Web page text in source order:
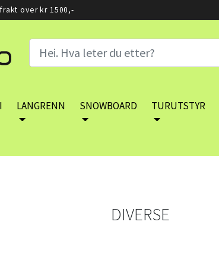
over kr 1500,-
LANGRENN SNOWBOARD TURUTSTYR
DIVERSE